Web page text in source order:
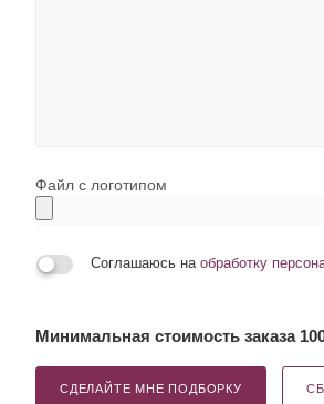
Файл с логотипом
Соглашаюсь на обработку
Минимальная стоимость заказа
СДЕЛАЙТЕ МНЕ ПОДБОРКУ